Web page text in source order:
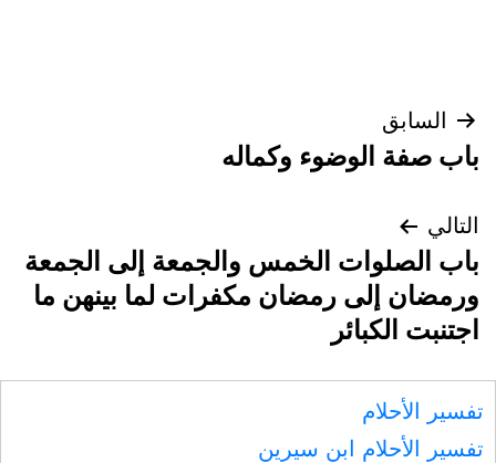
تصفّح
المقالات
السابق
باب صفة الوضوء وكماله
التالي
باب الصلوات الخمس والجمعة إلى الجمعة
ورمضان إلى رمضان مكفرات لما بينهن ما
اجتنبت الكبائر
تفسير الأحلام
تفسير الأحلام ابن سيرين